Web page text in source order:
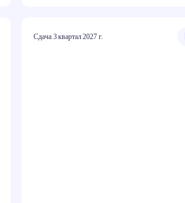
Сдача 3 квартал 2027 г.